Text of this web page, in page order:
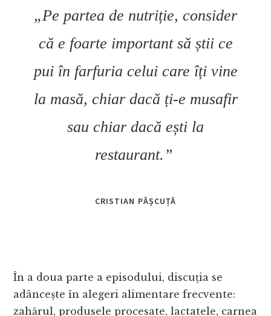
„Pe partea de nutriție, consider
că e foarte important să știi ce
pui în farfuria celui care îți vine
la masă, chiar dacă ți-e musafir
sau chiar dacă ești la
restaurant.”
CRISTIAN PĂȘCUȚĂ
În a doua parte a episodului, discuția se
adâncește în alegeri alimentare frecvente:
zahărul, produsele procesate, lactatele, carnea